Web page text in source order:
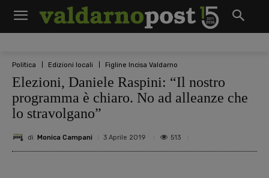
Politica Edizioni locali Figline Incisa Valdarno
Elezioni, Daniele Raspini: “Il nostro
programma è chiaro. No ad alleanze che
lo stravolgano”
di Monica Campani 3 Aprile 2019 513